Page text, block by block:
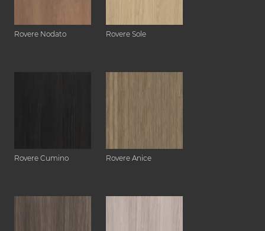
Rovere Nodato Rovere Sole
Rovere Cumino Rovere Anice